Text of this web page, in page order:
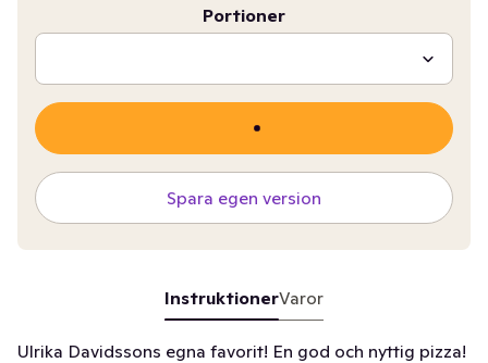
Portioner
Spara egen version
InstruktionerVaror
Ulrika Davidssons egna favorit! En god och nyttig pizza!